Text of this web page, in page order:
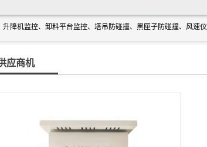
应商机